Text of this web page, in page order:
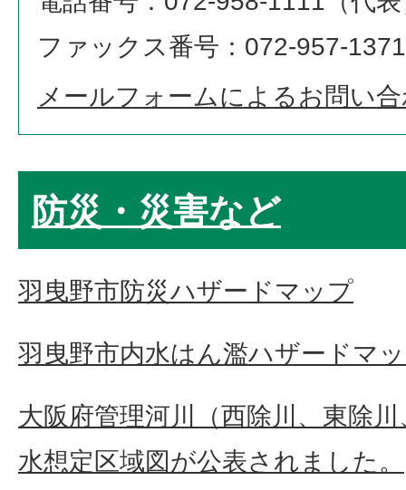
ファックス番号：072-957-1371
メールフォームによるお問い
防災・災害など
羽曳野市防災ハザードマップ
羽曳野市内水はん濫ハザードマ
大阪府管理河川（西除川、東除
水想定区域図が公表されました。